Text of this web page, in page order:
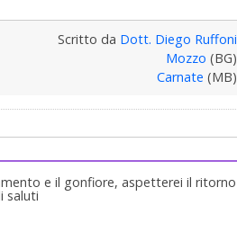
Scritto da Dott. Diego Ruffoni
Mozzo (BG)
Carnate (MB)
e il gonfiore, aspetterei il ritorno
saluti